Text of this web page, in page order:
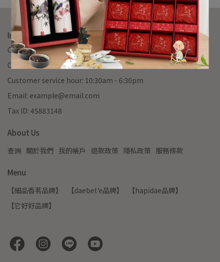
縮成一杯暖心紅茶，適合日
常品飲與送禮收藏。
體驗，讓你輕鬆享受高山紅
茶的獨特魅力。
Informations
Customer Service Hotline: 09-87654321
Customer Service Fax: 02-22345678
Customer service hour: 10:30am - 6:30pm
Email: example@email.com
Tax ID: 45883148
About Us
查詢 關於我們 我的帳戶 退款政策 隱私政策 服務條款
Menu
【細品香茗品牌】 【daebet'e品牌】
【hapidae品牌】
【它好好品牌】